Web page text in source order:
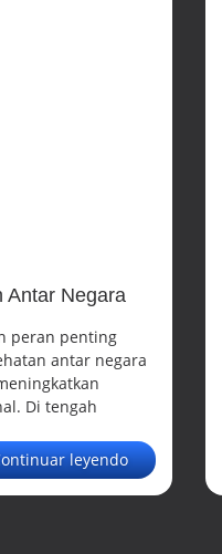
Antar Negara
peran penting
antar negara
Di tengah
leyendo